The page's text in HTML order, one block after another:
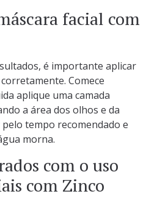
facial com
é importante aplicar
Comece
aplique uma camada
a área dos olhos e da
tempo recomendado e
morna.
com o uso
com Zinco